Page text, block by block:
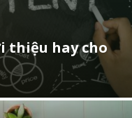
thiệu hay cho